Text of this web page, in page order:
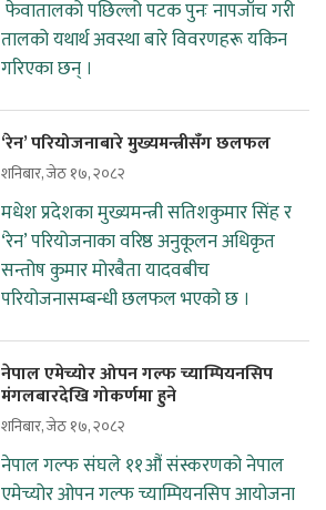
फेवातालको पछिल्लो पटक पुनः नापजाँच गरी
तालको यथार्थ अवस्था बारे विवरणहरू यकिन
गरिएका छन् ।
‘रेन’ परियोजनाबारे मुख्यमन्त्रीसँग छलफल
शनिबार, जेठ १७, २०८२
मधेश प्रदेशका मुख्यमन्त्री सतिशकुमार सिंह र
‘रेन’ परियोजनाका वरिष्ठ अनुकूलन अधिकृत
सन्तोष कुमार मोरबैता यादवबीच
परियोजनासम्बन्धी छलफल भएको छ ।
नेपाल एमेच्योर ओपन गल्फ च्याम्पियनसिप
मंगलबारदेखि गोकर्णमा हुने
शनिबार, जेठ १७, २०८२
नेपाल गल्फ संघले ११औं संस्करणको नेपाल
एमेच्योर ओपन गल्फ च्याम्पियनसिप आयोजना